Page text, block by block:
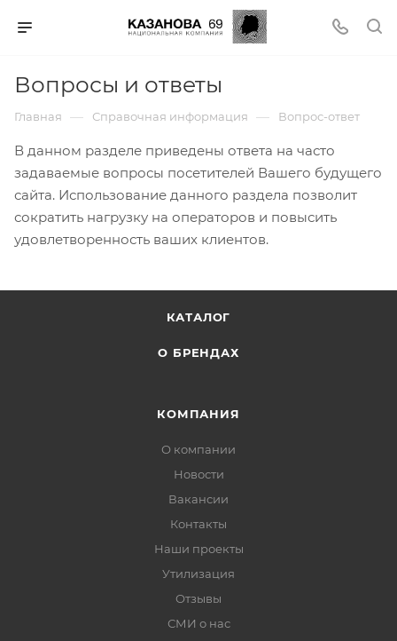
Вопросы и ответы
Главная — Справочная информация — Вопрос-ответ
В данном разделе приведены ответа на часто
задаваемые вопросы посетителей Вашего будущего
сайта. Использование данного раздела позволит
сократить нагрузку на операторов и повысить
удовлетворенность ваших клиентов.
КАТАЛОГ
О БРЕНДАХ
КОМПАНИЯ
О компании
Новости
Вакансии
Контакты
Наши проекты
Утилизация
Отзывы
СМИ о нас